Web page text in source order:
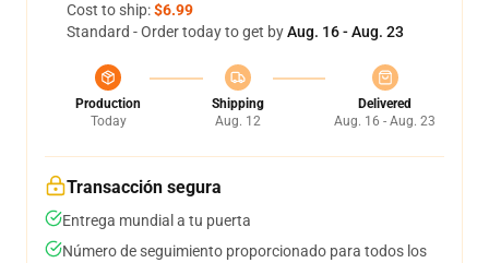
Cost to ship:$6.99
Standard - Order today to get byAug. 16 - Aug. 23
Production
Today
Shipping
Aug. 12
Delivered
Aug. 16 - Aug. 23
Transacción segura
Entrega mundial a tu puerta
Número de seguimiento proporcionado para todos los